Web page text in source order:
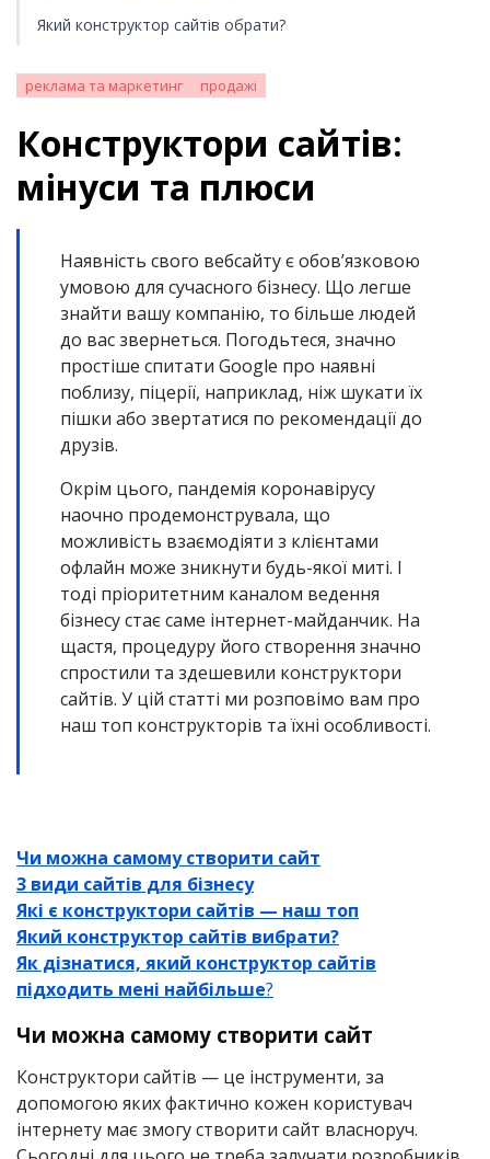
Який конструктор сайтів обрати?
реклама та маркетинг продажі
Конструктори сайтів:
мінуси та плюси
Наявність свого вебсайту є обов’язковою
умовою для сучасного бізнесу. Що легше
знайти вашу компанію, то більше людей
до вас звернеться. Погодьтеся, значно
простіше спитати Google про наявні
поблизу, піцерії, наприклад, ніж шукати їх
пішки або звертатися по рекомендації до
друзів.
Окрім цього, пандемія коронавірусу
наочно продемонструвала, що
можливість взаємодіяти з клієнтами
офлайн може зникнути будь-якої миті. І
тоді пріоритетним каналом ведення
бізнесу стає саме інтернет-майданчик. На
щастя, процедуру його створення значно
спростили та здешевили конструктори
сайтів. У цій статті ми розповімо вам про
наш топ конструкторів та їхні особливості.
Чи можна самому створити сайт
3 види сайтів для бізнесу
Які є конструктори сайтів — наш топ
Який конструктор сайтів вибрати?
Як дізнатися, який конструктор сайтів
підходить мені найбільше?
Чи можна самому створити сайт
Конструктори сайтів — це інструменти, за
допомогою яких фактично кожен користувач
інтернету має змогу створити сайт власноруч.